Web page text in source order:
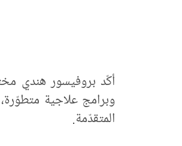
أكّد بروفيسور هندي
وبرامج علاجية
المتقدّمة.